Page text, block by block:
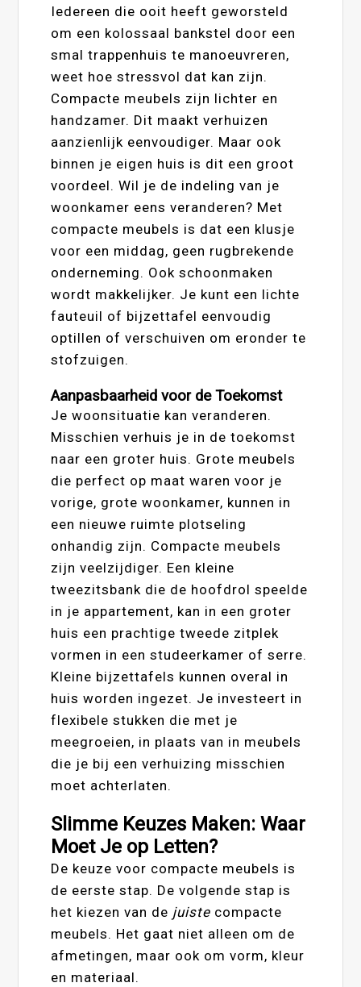
Iedereen die ooit heeft geworsteld
om een kolossaal bankstel door een
smal trappenhuis te manoeuvreren,
weet hoe stressvol dat kan zijn.
Compacte meubels zijn lichter en
handzamer. Dit maakt verhuizen
aanzienlijk eenvoudiger. Maar ook
binnen je eigen huis is dit een groot
voordeel. Wil je de indeling van je
woonkamer eens veranderen? Met
compacte meubels is dat een klusje
voor een middag, geen rugbrekende
onderneming. Ook schoonmaken
wordt makkelijker. Je kunt een lichte
fauteuil of bijzettafel eenvoudig
optillen of verschuiven om eronder te
stofzuigen.
Aanpasbaarheid voor de Toekomst
Je woonsituatie kan veranderen.
Misschien verhuis je in de toekomst
naar een groter huis. Grote meubels
die perfect op maat waren voor je
vorige, grote woonkamer, kunnen in
een nieuwe ruimte plotseling
onhandig zijn. Compacte meubels
zijn veelzijdiger. Een kleine
tweezitsbank die de hoofdrol speelde
in je appartement, kan in een groter
huis een prachtige tweede zitplek
vormen in een studeerkamer of serre.
Kleine bijzettafels kunnen overal in
huis worden ingezet. Je investeert in
flexibele stukken die met je
meegroeien, in plaats van in meubels
die je bij een verhuizing misschien
moet achterlaten.
Slimme Keuzes Maken: Waar
Moet Je op Letten?
De keuze voor compacte meubels is
de eerste stap. De volgende stap is
het kiezen van de juiste compacte
meubels. Het gaat niet alleen om de
afmetingen, maar ook om vorm, kleur
en materiaal.